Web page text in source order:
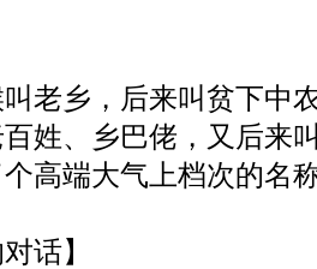
老乡，后来叫贫下中
姓、乡巴佬，又后来
个高端大气上档次的
话】